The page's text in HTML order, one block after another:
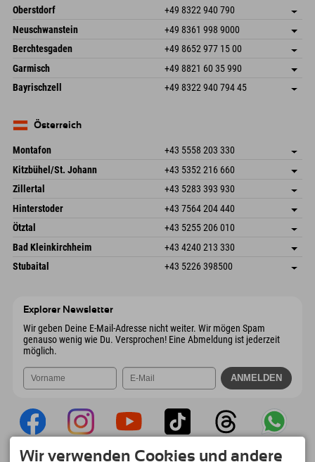
Oberstdorf +49 8322 940 790
An der Breitach 3
87538 Fischen I. Allgäu
Deutschland
Adresse speichern
Anreiseinfos
Buchen
Neuschwanstein +49 8361 998 9000
An der Riese 45
87484 Nesselwang im Allgäu
Deutschland
Adresse speichern
Buchen
Berchtesgaden +49 8652 977 15 00
Hofreitstr. 7
83471 Schönau am Königssee
Deutschland
Adresse speichern
Anreiseinfos
Buchen
Garmisch +49 8821 60 35 990
Frickenstraße 22
82490 Farchant
Adresse speichern
Bayrischzell +49 8322 940 794 45
Deutschland
Österreich
Montafon +43 5558 203 330
Dorfstr. 127b
6793 Gaschurn/Montafon
Österreich
Adresse speichern
Anreiseinfos
Buchen
Kitzbühel/St. Johann +43 5352 216 660
Speckbacherstraße 87
Österreich
Adresse speichern
Buchen
Zillertal +43 5283 393 930
Schmiedau 2
6272 Kaltenbach im Zillertal
Österreich
Adresse speichern
Anreiseinfos
Buchen
Hinterstoder +43 7564 204 440
Freizeitpark 10
Österreich
Adresse speichern
Buchen
Ötztal +43 5255 206 010
Gscheat 14
6441 Umhausen
Österreich
Adresse speichern
Anreiseinfos
Buchen
Bad Kleinkirchheim +43 4240 213 330
Dorfstraße 24
Adresse speichern
Stubaital +43 5226 398500
Explorer Newsletter
Wir geben Deine E-Mail-Adresse nicht weiter. Wir mögen Spam
genauso wenig wie Du. Versprochen! Eine Abmeldung ist jederzeit
möglich.
Wir verwenden Cookies und andere